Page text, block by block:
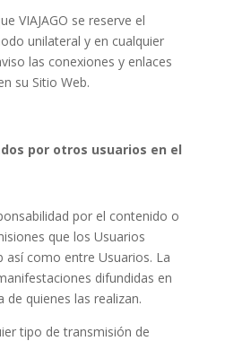
VIAJAGO se reserve el
unilateral y en cualquier
las conexiones y enlaces
su Sitio Web.
por otros usuarios en el
por el contenido o
que los Usuarios
así como entre Usuarios. La
difundidas en
de quienes las realizan.
tipo de transmisión de